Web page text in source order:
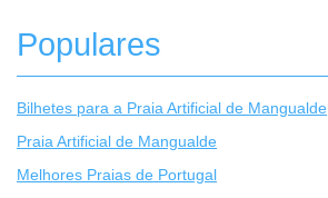
Populares
Bilhetes para a Praia Artificial de Mangualde
Praia Artificial de Mangualde
Melhores Praias de Portugal